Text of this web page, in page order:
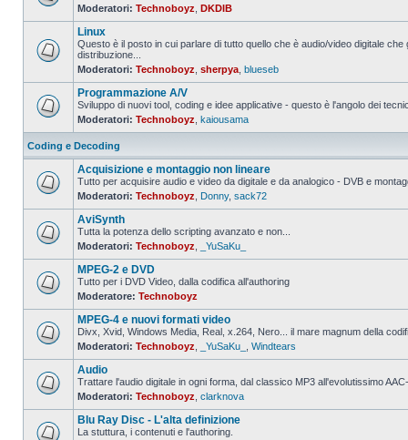
Nessun
messaggio
leggere
Moderatori: Technoboyz DKDIB
Nessun
da
leggere
Linux
Questo è il posto in cui parlare di tutto quello che è audio/video digitale
distribuzione...
Moderatori: Technoboyz sherpya blueseb
Nessun
messaggio
da
leggere
Programmazione A/V
Sviluppo di nuovi tool, coding e idee applicative - questo è l'angolo dei
Moderatori: Technoboyz kaiousama
Coding e Decoding
Nessun
messaggio
da
leggere
Acquisizione e montaggio non lineare
Tutto per acquisire audio e video da digitale e da analogico - DVB e
Moderatori: Technoboyz Donny, sack72
Nessun
messaggio
da
leggere
AviSynth
Tutta la potenza dello scripting avanzato e non...
Moderatori: Technoboyz _YuSaKu_
Nessun
messaggio
da
leggere
MPEG-2 e DVD
Tutto per i DVD Video, dalla codifica all'authoring
Moderatore: Technoboyz
Nessun
messaggio
da
leggere
MPEG-4 e nuovi formati video
Divx, Xvid, Windows Media, Real, x.264, Nero... il mare magnum della
Moderatori: Technoboyz _YuSaKu_ Windtears
Nessun
messaggio
da
leggere
Audio
Trattare l'audio digitale in ogni forma, dal classico MP3 all'evolutissimo
Moderatori: Technoboyz clarknova
Blu Ray Disc - L'alta definizione
La stuttura, i contenuti e l'authoring.